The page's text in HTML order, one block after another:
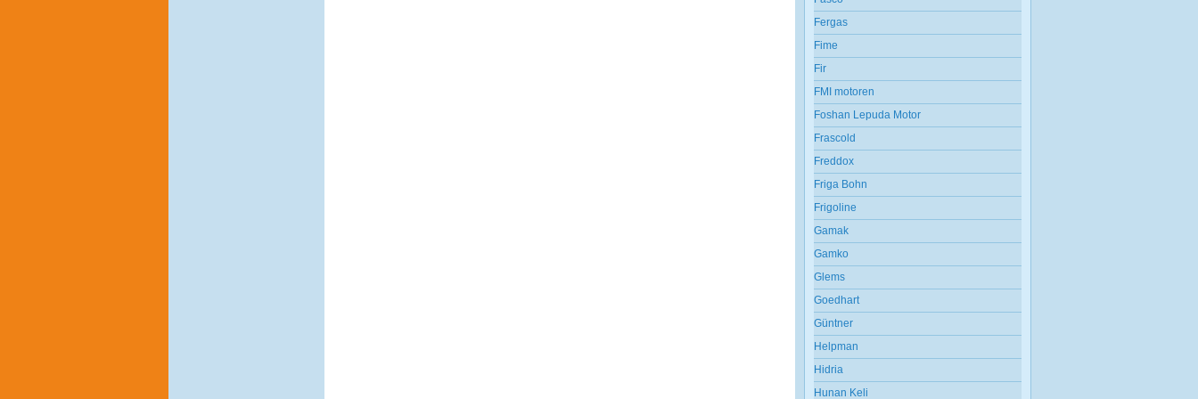
Fergas
Fime
Fir
FMI motoren
Foshan Lepuda Motor
Frascold
Freddox
Friga Bohn
Frigoline
Gamak
Gamko
Glems
Goedhart
Güntner
Helpman
Hidria
Hunan Keli